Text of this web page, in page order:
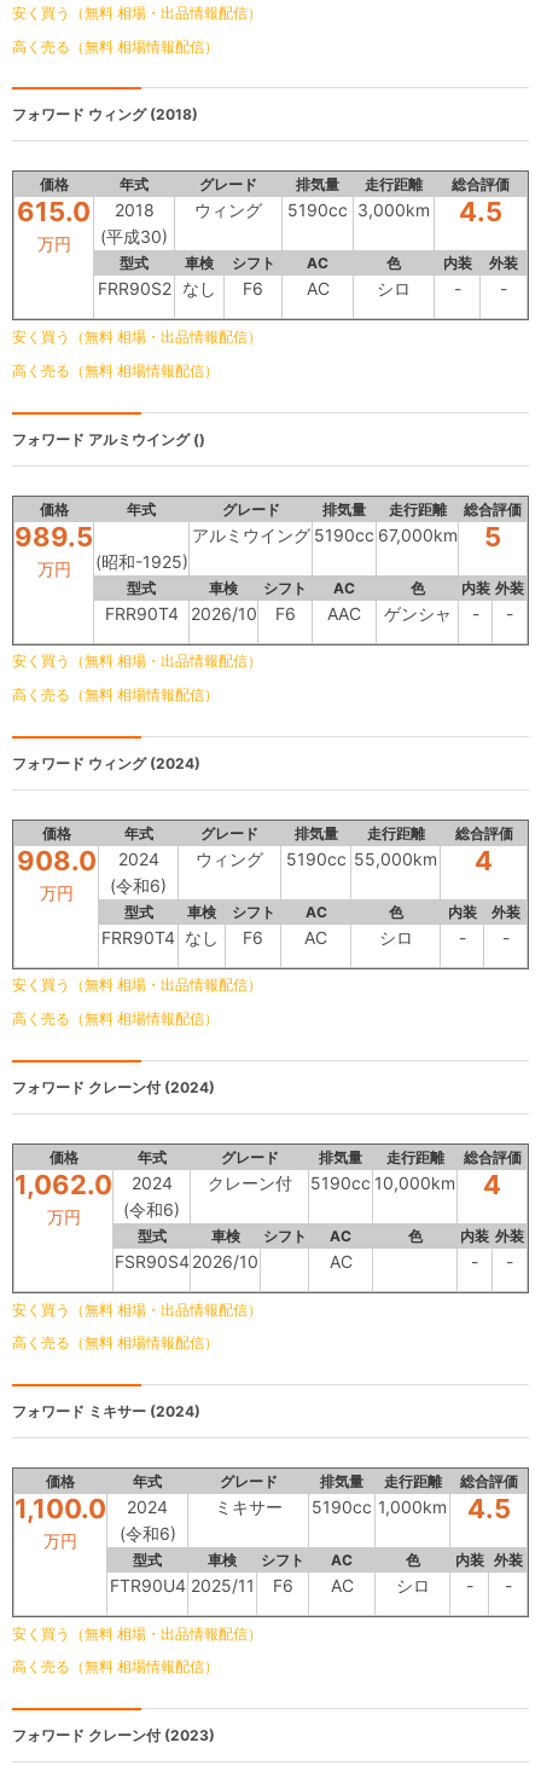
安く買う（無料 相場・出品情報配信）
高く売る（無料 相場情報配信）
フォワード ウィング (2018)
価格 年式 グレード 排気量 走行距離 総合評価
615.0
万円
2018
(平成30)
ウィング 5190cc 3,000km 4.5
型式 車検 シフト AC 色 内装 外装
FRR90S2 なし F6 AC シロ - -
安く買う（無料 相場・出品情報配信）
高く売る（無料 相場情報配信）
フォワード アルミウイング ()
価格 年式 グレード 排気量 走行距離 総合評価
989.5
万円 (昭和-1925)
アルミウイング 5190cc 67,000km 5
型式 車検 シフト AC 色 内装 外装
FRR90T4 2026/10 F6 AAC ゲンシャ - -
安く買う（無料 相場・出品情報配信）
高く売る（無料 相場情報配信）
フォワード ウィング (2024)
価格 年式 グレード 排気量 走行距離 総合評価
908.0
万円
2024
(令和6)
ウィング 5190cc 55,000km 4
型式 車検 シフト AC 色 内装 外装
FRR90T4 なし F6 AC シロ - -
安く買う（無料 相場・出品情報配信）
高く売る（無料 相場情報配信）
フォワード クレーン付 (2024)
価格 年式 グレード 排気量 走行距離 総合評価
1,062.0
万円
2024
(令和6)
クレーン付 5190cc 10,000km 4
型式 車検 シフト AC 色 内装 外装
FSR90S4 2026/10 AC - -
安く買う（無料 相場・出品情報配信）
高く売る（無料 相場情報配信）
フォワード ミキサー (2024)
価格 年式 グレード 排気量 走行距離 総合評価
1,100.0
万円
2024
(令和6)
ミキサー 5190cc 1,000km 4.5
型式 車検 シフト AC 色 内装 外装
FTR90U4 2025/11 F6 AC シロ - -
安く買う（無料 相場・出品情報配信）
高く売る（無料 相場情報配信）
フォワード クレーン付 (2023)